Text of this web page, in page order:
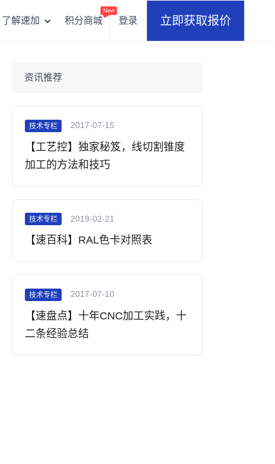
了解速加 积分商城
New
登录 立即获取报价
资讯推荐
技术专栏 2017-07-15
【工艺控】独家秘笈，线切割锥度
加工的方法和技巧
技术专栏 2019-02-21
【速百科】RAL色卡对照表
技术专栏 2017-07-10
【速盘点】十年CNC加工实践，十
二条经验总结